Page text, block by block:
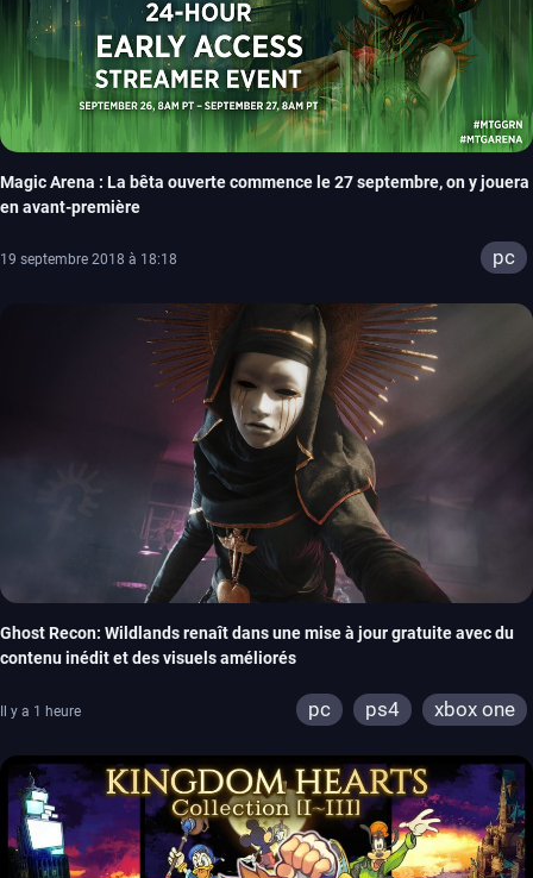
Magic Arena : La bêta ouverte commence le 27 septembre, on y jouera
en avant-première
19 septembre 2018 à 18:18 pc
Ghost Recon: Wildlands renaît dans une mise à jour gratuite avec du
contenu inédit et des visuels améliorés
Il y a 1 heure pc ps4 xbox one